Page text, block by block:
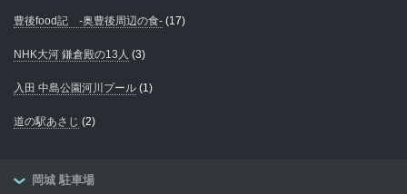
豊後food記 -奥豊後周辺の食- (17)
NHK大河 鎌倉殿の13人 (3)
入田 中島公園河川プール (1)
道の駅あさじ (2)
岡城 駐車場